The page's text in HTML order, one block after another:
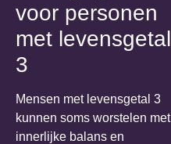
voor personen
met levensgetal
3
Mensen met levensgetal 3
kunnen soms worstelen met
innerlijke balans en